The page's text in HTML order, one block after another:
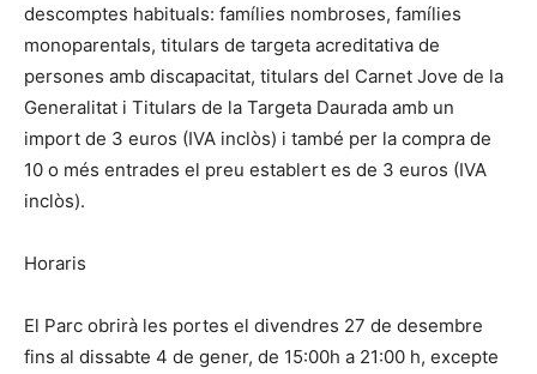
descomptes habituals: famílies nombroses, famílies
monoparentals, titulars de targeta acreditativa de
persones amb discapacitat, titulars del Carnet Jove de la
Generalitat i Titulars de la Targeta Daurada amb un
import de 3 euros (IVA inclòs) i també per la compra de
10 o més entrades el preu establert es de 3 euros (IVA
inclòs).
Horaris
El Parc obrirà les portes el divendres 27 de desembre
fins al dissabte 4 de gener, de 15:00h a 21:00 h, excepte